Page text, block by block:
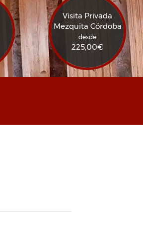
Visita Privada
Mezquita Córdoba
desde
225,00€